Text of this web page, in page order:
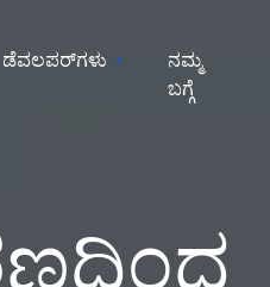
ಡೆವಲಪರ್‌ಗಳು
ನಮ್ಮ
ಬಗ್ಗೆ